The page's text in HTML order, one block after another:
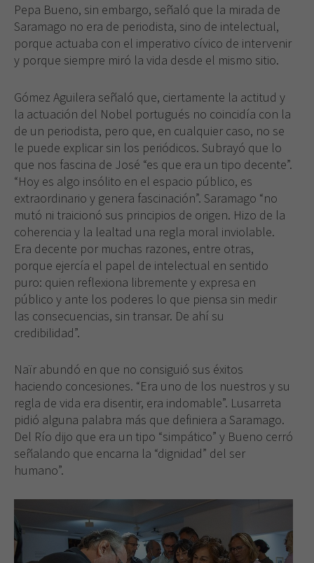
Pepa Bueno, sin embargo, señaló que la mirada de
Saramago no era de periodista, sino de intelectual,
porque actuaba con el imperativo cívico de intervenir
y porque siempre miró la vida desde el mismo sitio.
Gómez Aguilera señaló que, ciertamente la actitud y
la actuación del Nobel portugués no coincidía con la
de un periodista, pero que, en cualquier caso, no se
le puede explicar sin los periódicos. Subrayó que lo
que nos fascina de José “es que era un tipo decente”.
“Hoy es algo insólito en el espacio público, es
extraordinario y genera fascinación”. Saramago “no
mutó ni traicionó sus principios de origen. Hizo de la
coherencia y la lealtad una regla moral inviolable.
Era decente por muchas razones, entre otras,
porque ejercía el papel de intelectual en sentido
puro: quien reflexiona libremente y expresa en
público y ante los poderes lo que piensa sin medir
las consecuencias, sin transar. De ahí su
credibilidad”.
Naïr abundó en que no consiguió sus éxitos
haciendo concesiones. “Era uno de los nuestros y su
regla de vida era disentir, era indomable”. Lusarreta
pidió alguna palabra más que definiera a Saramago.
Del Río dijo que era un tipo “simpático” y Bueno cerró
señalando que encarna la “dignidad” del ser
humano”.